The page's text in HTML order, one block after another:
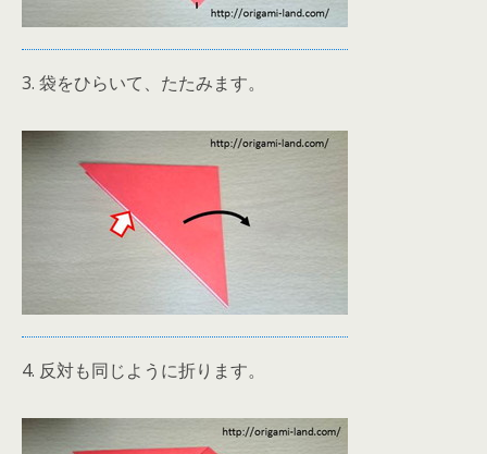
3. 袋をひらいて、たたみます。
4. 反対も同じように折ります。